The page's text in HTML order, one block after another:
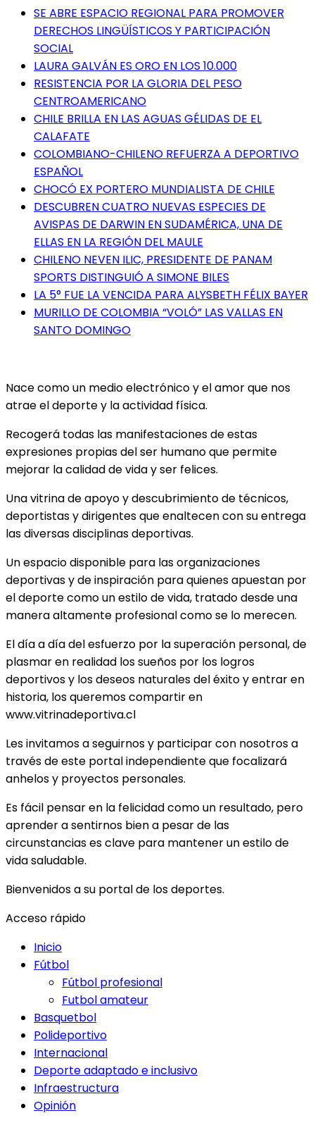
SE ABRE ESPACIO REGIONAL PARA PROMOVER
DERECHOS LINGÜÍSTICOS Y PARTICIPACIÓN
SOCIAL
LAURA GALVÁN ES ORO EN LOS 10.000
RESISTENCIA POR LA GLORIA DEL PESO
CENTROAMERICANO
CHILE BRILLA EN LAS AGUAS GÉLIDAS DE EL
CALAFATE
COLOMBIANO-CHILENO REFUERZA A DEPORTIVO
ESPAÑOL
CHOCÓ EX PORTERO MUNDIALISTA DE CHILE
DESCUBREN CUATRO NUEVAS ESPECIES DE
AVISPAS DE DARWIN EN SUDAMÉRICA, UNA DE
ELLAS EN LA REGIÓN DEL MAULE
CHILENO NEVEN ILIC, PRESIDENTE DE PANAM
SPORTS DISTINGUIÓ A SIMONE BILES
LA 5° FUE LA VENCIDA PARA ALYSBETH FÉLIX BAYER
MURILLO DE COLOMBIA “VOLÓ” LAS VALLAS EN
SANTO DOMINGO
Nace como un medio electrónico y el amor que nos
atrae el deporte y la actividad física.
Recogerá todas las manifestaciones de estas
expresiones propias del ser humano que permite
mejorar la calidad de vida y ser felices.
Una vitrina de apoyo y descubrimiento de técnicos,
deportistas y dirigentes que enaltecen con su entrega
las diversas disciplinas deportivas.
Un espacio disponible para las organizaciones
deportivas y de inspiración para quienes apuestan por
el deporte como un estilo de vida, tratado desde una
manera altamente profesional como se lo merecen.
El día a día del esfuerzo por la superación personal, de
plasmar en realidad los sueños por los logros
deportivos y los deseos naturales del éxito y entrar en
historia, los queremos compartir en
www.vitrinadeportiva.cl
Les invitamos a seguirnos y participar con nosotros a
través de este portal independiente que focalizará
anhelos y proyectos personales.
Es fácil pensar en la felicidad como un resultado, pero
aprender a sentirnos bien a pesar de las
circunstancias es clave para mantener un estilo de
vida saludable.
Bienvenidos a su portal de los deportes.
Acceso rápido
Inicio
Fútbol
Fútbol profesional
Futbol amateur
Basquetbol
Polideportivo
Internacional
Deporte adaptado e inclusivo
Infraestructura
Opinión